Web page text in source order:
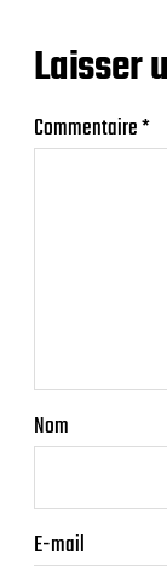
Laisser
Commentaire*
Nom
E-mail